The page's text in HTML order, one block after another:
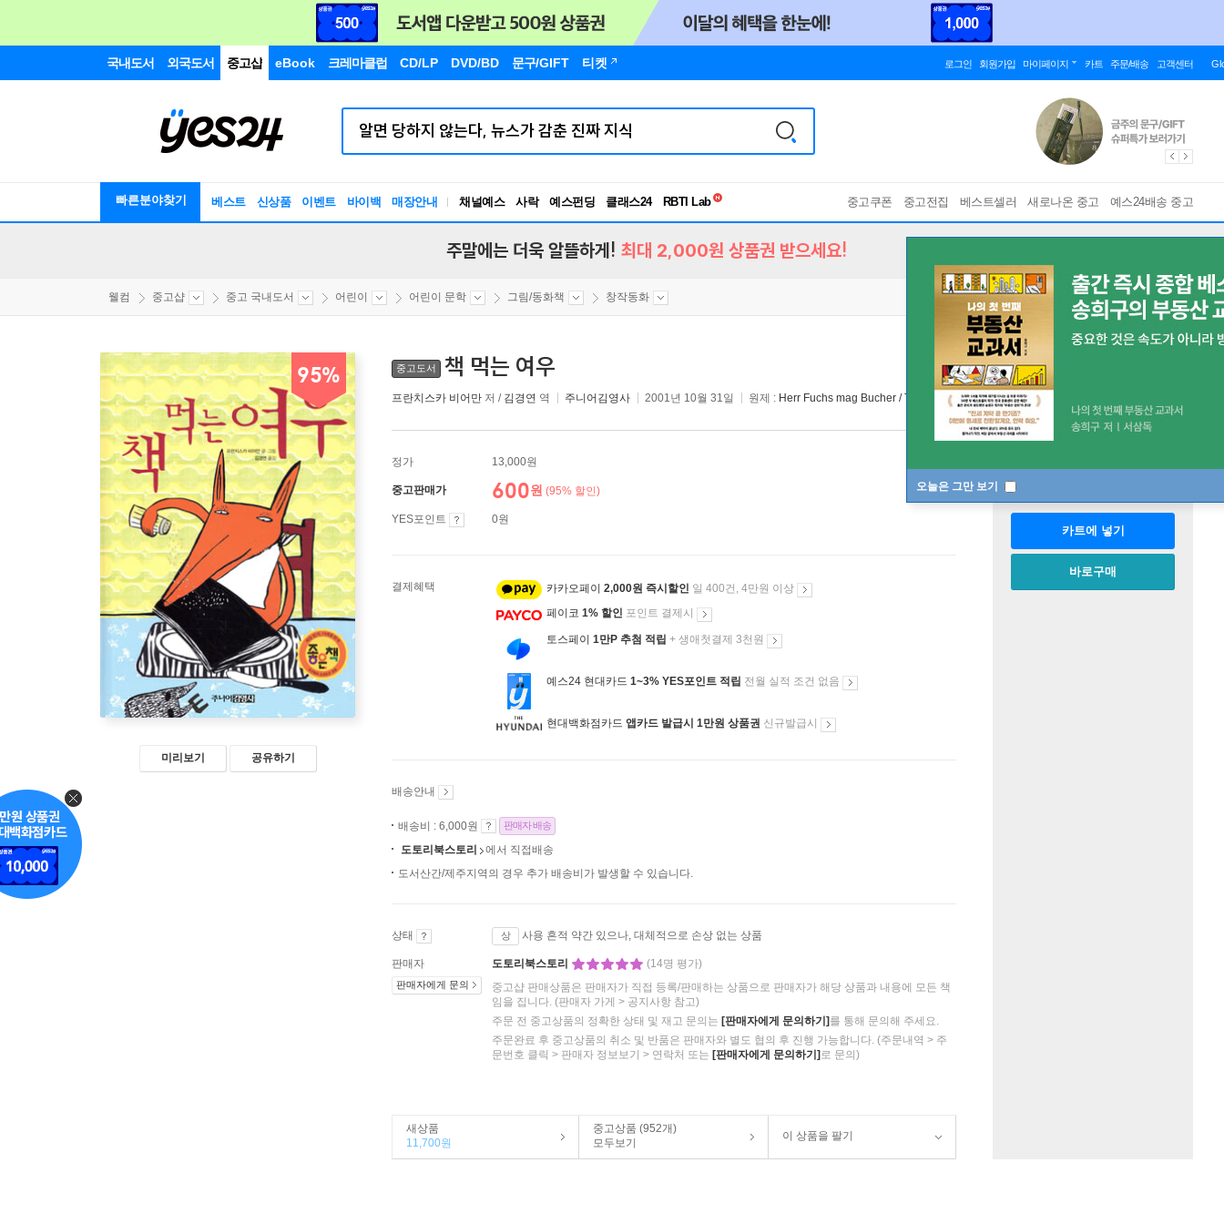
국내도서 외국도서 중고샵 eBook 크레마클럽 CD/LP DVD/BD 문구/GIFT 티켓 로그인 회원가입 마이페이지 카트 주문/배송 고객센터
빠른분야찾기 베스트 신상품 이벤트 바이백 매장안내 채널예스 사락 예스펀딩 클래스24
독서유형검사
중고쿠폰 중고전집 베스트셀러 새로나온 중고 예스24배송 중고
오늘은 그만 보기
주말에는 더욱 알뜰하게! 최대 2,000원 상품권 받으세요!
웰컴 중고샵 중고 국내도서 어린이 어린이 문학 그림/동화책 창작동화
95%
미리보기 공유하기
중고도서 책 먹는 여우
프란치스카 비어만 저 / 김경연 역 주니어김영사 2001년 10월 31일 원제 : Herr Fuchs mag Bucher / The Fox Who Ate Books
정가 13,000원
중고판매가 600원 (95% 할인)
YES포인트 0원
결제혜택 카카오페이 2,000원 즉시할인 일 400건, 4만원 이상
페이코 1% 할인 포인트 결제시
토스페이 1만P 추첨 적립 + 생애첫결제 3천원
예스24 현대카드 1~3% YES포인트 적립 전월 실적 조건 없음
현대백화점카드 앱카드 발급시 1만원 상품권 신규발급시
배송안내
배송비 : 6,000원 판매자 배송
도토리북스토리
에서 직접배송
도서산간/제주지역의 경우 추가 배송비가 발생할 수 있습니다.
상태 상 사용 흔적 약간 있으나, 대체적으로 손상 없는 상품
판매자
판매자에게 문의
도토리북스토리
(14명 평가)
중고샵 판매상품은 판매자가 직접 등록/판매하는 상품으로 판매자가 해당 상품과 내용에 모든 책
임을 집니다. (판매자 가게 > 공지사항 참고)
주문 전 중고상품의 정확한 상태 및 재고 문의는 [판매자에게 문의하기] 를 통해 문의해 주세요.
주문완료 후 중고상품의 취소 및 반품은 판매자와 별도 협의 후 진행 가능합니다. (주문내역 > 주
문번호 클릭 > 판매자 정보보기 > 연락처 또는 [판매자에게 문의하기] 로 문의)
새상품
11,700원
중고상품 (952개)
모두보기
이 상품을 팔기
수량
카트에 넣기
바로구매